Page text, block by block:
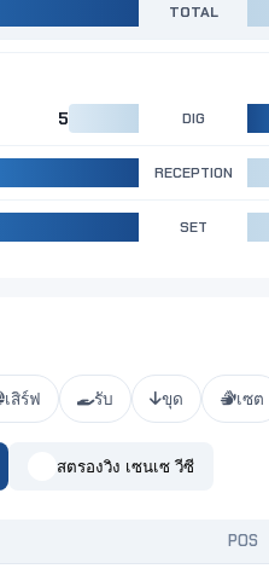
TOTAL
5 DIG
RECEPTION
SET
เสิร์ฟ รับ ขุด เซต
สตรองวิง เซนเซ วีซี
POS